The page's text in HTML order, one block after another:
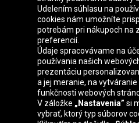
Skupina Oponeo
Belgique
Česká
republika
Udelením súhlasu na
cookies nám umožníte
potrebám pri nákupoch na
preferencií.
Údaje spracovávame na
používania našich
prezentáciu
a jej meranie, na
funkčnosti webových
V záložke „Nastavenia” si
vybrať, ktorý typ súborov